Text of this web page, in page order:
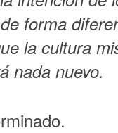
forma
la cultura
nada nuevo.